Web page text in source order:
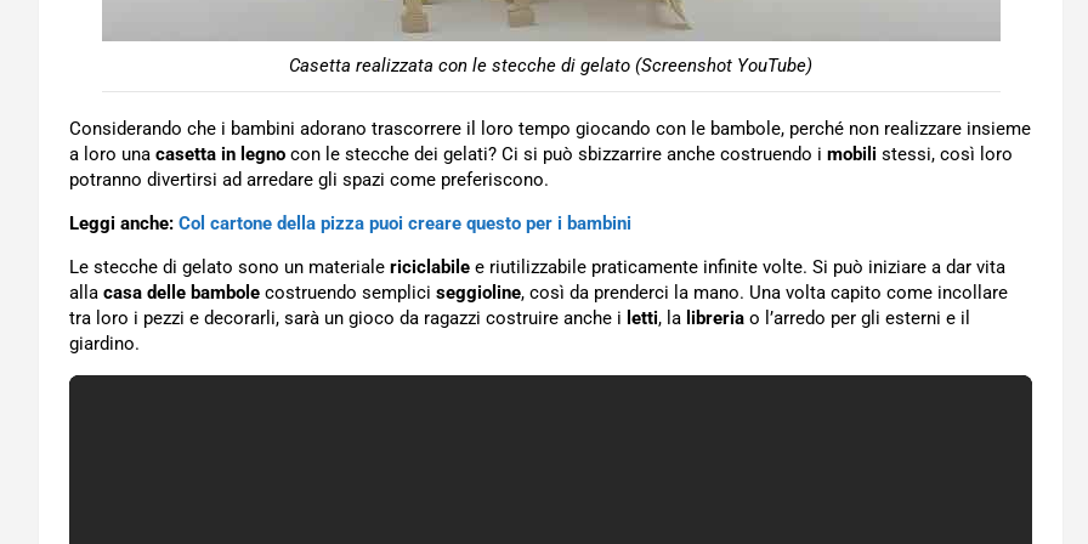
Casetta realizzata con le stecche di gelato (Screenshot YouTube)
Considerando che i bambini adorano trascorrere il loro tempo giocando con le bambole, perché non realizzare insieme
a loro una casetta in legno con le stecche dei gelati? Ci si può sbizzarrire anche costruendo i mobili stessi, così loro
potranno divertirsi ad arredare gli spazi come preferiscono.
Leggi anche: Col cartone della pizza puoi creare questo per i bambini
Le stecche di gelato sono un materiale riciclabile e riutilizzabile praticamente infinite volte. Si può iniziare a dar vita
alla casa delle bambole costruendo semplici seggioline, così da prenderci la mano. Una volta capito come incollare
tra loro i pezzi e decorarli, sarà un gioco da ragazzi costruire anche i letti, la libreria o l’arredo per gli esterni e il
giardino.